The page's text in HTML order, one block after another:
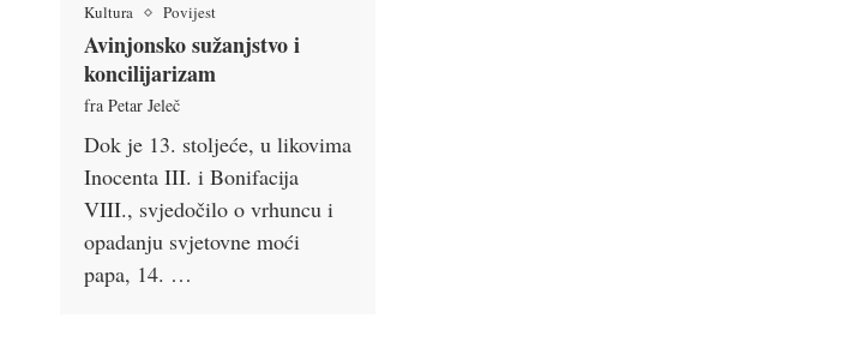
Kultura Povijest
Avinjonsko sužanjstvo i
koncilijarizam
fra Petar Jeleč
Dok je 13. stoljeće, u likovima
Inocenta III. i Bonifacija
VIII., svjedočilo o vrhuncu i
opadanju svjetovne moći
papa, 14. …